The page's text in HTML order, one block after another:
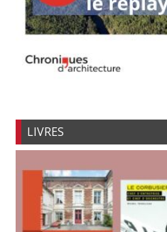
LIVRES